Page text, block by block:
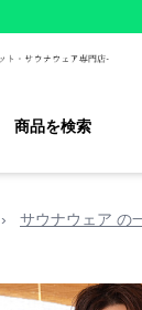
商品を検索
› サウナウェア の